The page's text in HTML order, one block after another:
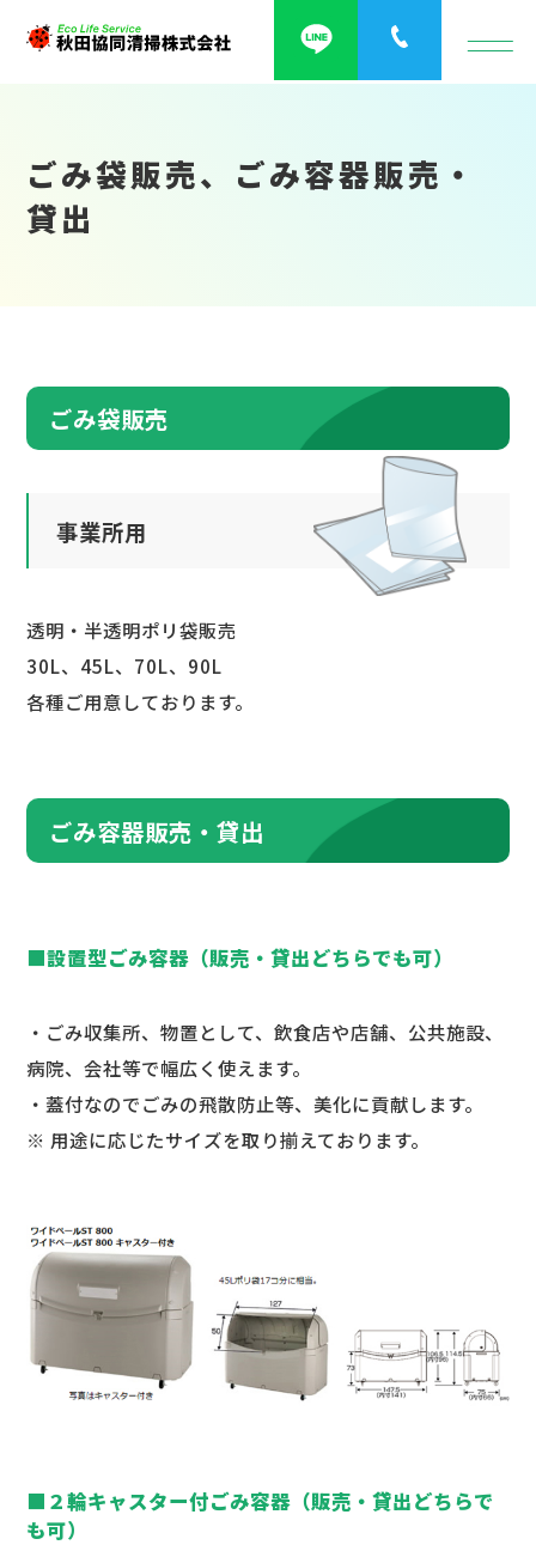
ごみ袋販売、ごみ容器販売・
貸出
ごみ袋販売
事業所用
透明・半透明ポリ袋販売
30L、45L、70L、90L
各種ご用意しております。
ごみ容器販売・貸出
■設置型ごみ容器（販売・貸出どちらでも可）
・ごみ収集所、物置として、飲食店や店舗、公共施設、
病院、会社等で幅広く使えます。
・蓋付なのでごみの飛散防止等、美化に貢献します。
※ 用途に応じたサイズを取り揃えております。
■２輪キャスター付ごみ容器（販売・貸出どちらで
も可）